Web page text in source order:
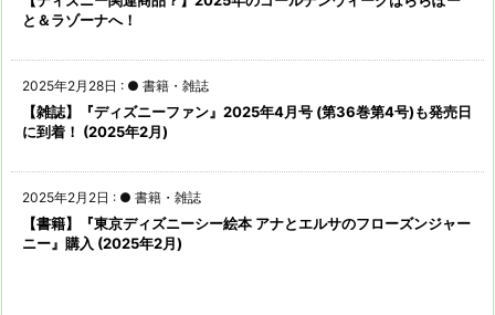
と＆ラゾーナへ！
2025年2月28日 : ● 書籍・雑誌
【雑誌】『ディズニーファン』2025年4月号 (第36巻第4号)も発売日
に到着！ (2025年2月)
2025年2月2日 : ● 書籍・雑誌
【書籍】『東京ディズニーシー絵本 アナとエルサのフローズンジャー
ニー』購入 (2025年2月)